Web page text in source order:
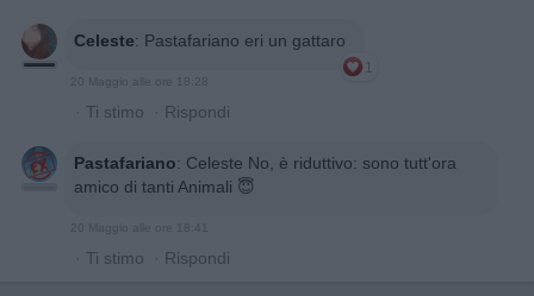
Celeste: Pastafariano eri un gattaro
1
20 Maggio alle ore 18:28
· Ti stimo · Rispondi
Pastafariano: Celeste No, è riduttivo: sono tutt'ora
amico di tanti Animali 😇
20 Maggio alle ore 18:41
· Ti stimo · Rispondi